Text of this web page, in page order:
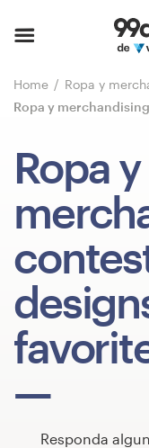
Home
Ropa y
Ropa y
Ropa y
Responda
Explorar
Encontrar un
Inspiración
99designs Pro
Servicios
de
Concursos de